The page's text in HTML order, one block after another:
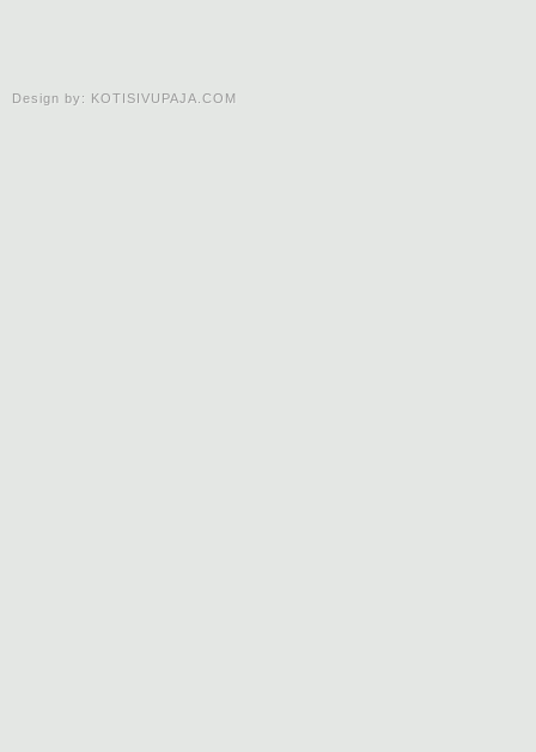
Design by: KOTISIVUPAJA.COM